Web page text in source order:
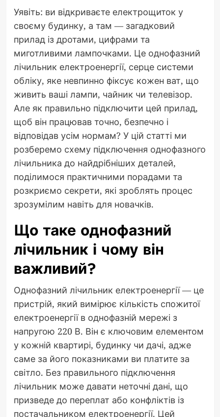
Уявіть: ви відкриваєте електрощиток у
своєму будинку, а там — загадковий
прилад із дротами, цифрами та
миготливими лампочками. Це однофазний
лічильник електроенергії, серце системи
обліку, яке невпинно фіксує кожен ват, що
живить ваші лампи, чайник чи телевізор.
Але як правильно підключити цей прилад,
щоб він працював точно, безпечно і
відповідав усім нормам? У цій статті ми
розберемо схему підключення однофазного
лічильника до найдрібніших деталей,
поділимося практичними порадами та
розкриємо секрети, які зроблять процес
зрозумілим навіть для новачків.
Що таке однофазний
лічильник і чому він
важливий?
Однофазний лічильник електроенергії — це
пристрій, який вимірює кількість спожитої
електроенергії в однофазній мережі з
напругою 220 В. Він є ключовим елементом
у кожній квартирі, будинку чи дачі, адже
саме за його показниками ви платите за
світло. Без правильного підключення
лічильник може давати неточні дані, що
призведе до переплат або конфліктів із
постачальником електроенергії. Цей